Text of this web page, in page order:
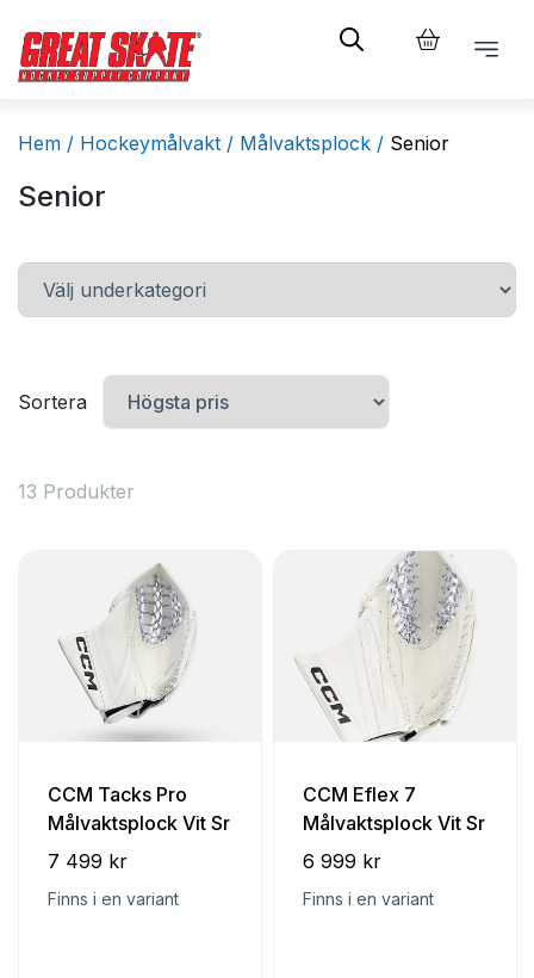
Hem / Hockeymålvakt / Målvaktsplock / Senior
Senior
Sortera
13 Produkter
CCM Tacks Pro
Målvaktsplock Vit Sr
7 499 kr
Finns i en variant
CCM Eflex 7
Målvaktsplock Vit Sr
6 999 kr
Finns i en variant